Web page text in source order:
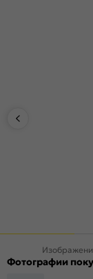
Фотографии